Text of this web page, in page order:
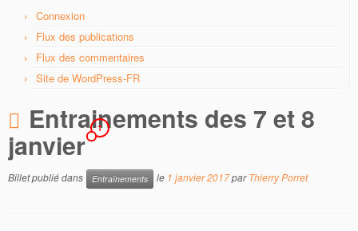
Connexion
Flux des publications
Flux des commentaires
Site de WordPress-FR
Entrainements des 7 et 8
janvier 1
Billet publié dans Entraînements le 1 janvier 2017parThierry Porret